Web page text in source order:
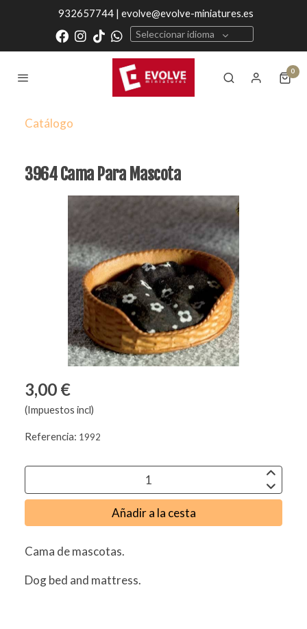
932657744 | evolve@evolve-miniatures.es
Seleccionar idioma
0
Catálogo
3964 Cama Para Mascota
3,00 €
(Impuestos incl)
Referencia: 1992
Añadir a la cesta
Cama de mascotas.
Dog bed and mattress.